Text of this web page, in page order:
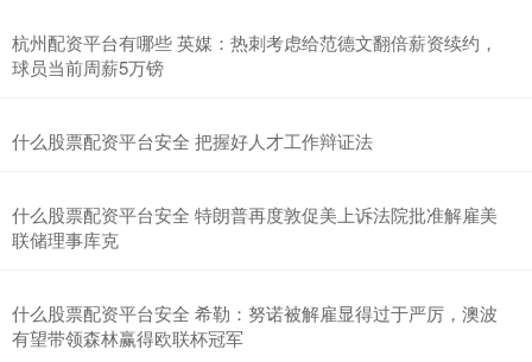
杭州配资平台有哪些 英媒：热刺考虑给范德文翻倍薪资续约，
球员当前周薪5万镑
什么股票配资平台安全 把握好人才工作辩证法
什么股票配资平台安全 特朗普再度敦促美上诉法院批准解雇美
联储理事库克
什么股票配资平台安全 希勒：努诺被解雇显得过于严厉，澳波
有望带领森林赢得欧联杯冠军